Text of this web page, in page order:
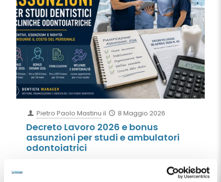
Pietro Paolo Mastinu il 8 Maggio 2026
Decreto Lavoro 2026 e bonus
assunzioni per studi e ambulatori
odontoiatrici
Il Decreto Lavoro 2026 introduce bonus assunzioni e
incentivi contributivi che possono aiutare studi